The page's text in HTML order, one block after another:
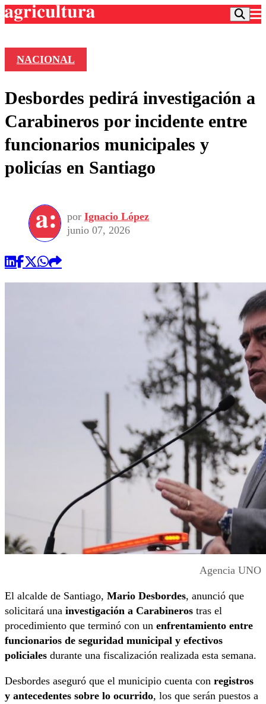
Frecuencias
Agricultura TV
Deportes
Colo Colo
Motor
Torneo Internacional
Torneo Nacional
Entretención
Noticias
Internacional
Nacional
Vida Social
Programas
Comercial
NACIONAL
Desbordes pedirá investigación a
Carabineros por incidente entre
funcionarios municipales y
policías en Santiago
por Ignacio López
junio 07, 2026
Agencia UNO
El alcalde de Santiago, Mario Desbordes, anunció que
solicitará una investigación a Carabineros tras el
procedimiento que terminó con un enfrentamiento entre
funcionarios de seguridad municipal y efectivos
policiales durante una fiscalización realizada esta semana.
Desbordes aseguró que el municipio cuenta con registros
y antecedentes sobre lo ocurrido, los que serán puestos a